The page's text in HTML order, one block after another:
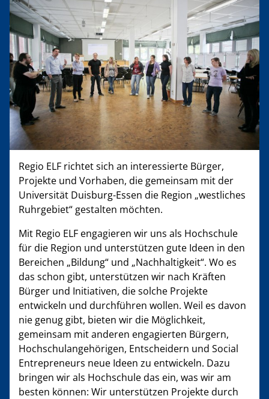
Regio ELF richtet sich an interessierte Bürger,
Projekte und Vorhaben, die gemeinsam mit der
Universität Duisburg-Essen die Region „westliches
Ruhrgebiet“ gestalten möchten.
Mit Regio ELF engagieren wir uns als Hochschule
für die Region und unterstützen gute Ideen in den
Bereichen „Bildung“ und „Nachhaltigkeit“. Wo es
das schon gibt, unterstützen wir nach Kräften
Bürger und Initiativen, die solche Projekte
entwickeln und durchführen wollen. Weil es davon
nie genug gibt, bieten wir die Möglichkeit,
gemeinsam mit anderen engagierten Bürgern,
Hochschulangehörigen, Entscheidern und Social
Entrepreneurs neue Ideen zu entwickeln. Dazu
bringen wir als Hochschule das ein, was wir am
besten können: Wir unterstützen Projekte durch